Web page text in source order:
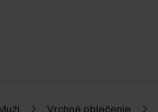
Vrchné oblečenie